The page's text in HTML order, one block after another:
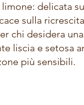
delicata
sulla
chi desidera
liscia e setosa
più sensibili.